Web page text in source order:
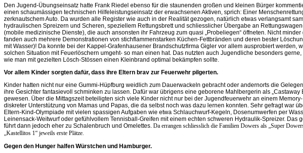
Den Jugend-Übungseinsatz hatte Frank Riedel ebenso für die staunenden großen und kleinen Bürger
einen schaumässigen technischen Hilfeleistungseinsatz der erwachsenen Aktiven, sprich: Einer
zerknautschem Auto. Da wurden alle Register wie auch in der Realität gezogen, natürlich etwas verlangsamt
hydraulischen Spreizern und Scheren, speziellem Rettungsbrett und schliesslicher Übergabe an
(mobile medizinische Dienste), die auch ansonsten ihr Fahrzeug zum quasi „Probeliegen“ öffneten. Nicht minder
fanden auch mehrere Demonstrationen von stichflammenstarken Küchen-Fettbränden und deren bester
mit Wasser)! Da konnte bei der Kappel-Grafenhausener Brandschutzfirma Gigler vor allem ausprobiert werden,
solchen Situation mit Feuerlöschern umgeht- so man einen hat. Das nutzten auch Jugendliche besonders
wie man mit gezielten Lösch-Stössen einen Kleinbrand optimal bekämpfen sollte.
Vor allem Kinder sorgten dafür, dass ihre Eltern brav zur Feuerwehr pilgerten.
Kinder hatten nicht nur eine Gummi-Hüpfburg weidlich zum Dauerwackeln gebracht oder andernorts die
ihre Gesichter fantasievoll schminken zu lassen. Dafür war übrigens eine geborene Mahlbergerin als „Castaway
gewesen. Über die Mittagszeit beteiligten sich viele Kinder nicht nur bei der Jugendfeuerwehr an einem
diskreter Unterstützung von Mamas und Papas, die da selbst noch was dazu lernen konnten. Sehr gefragt war
Eltern-Kind-Olympiade mit vielen spassigen Aufgaben wie etwa Schlauchwurf-Kegeln, Dosenumwerfen per
Leinensack-Weitwurf oder gefühlvollem Tennisball-Greifen mit einem echten schweren Hydraulik-Spreizer. Das
führt dann jedoch eher zu Schalenbruch und Omelettes. Da errangen schliesslich die Familien Dowers als „Super
„Kastellitos 1“ jeweils erste Plätze.
Gegen den Hunger halfen Würstchen und Hamburger.